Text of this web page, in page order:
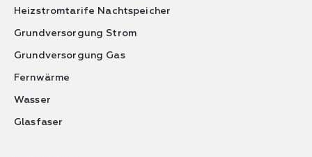
Heizstromtarife Nachtspeicher
Grundversorgung Strom
Grundversorgung Gas
Fernwärme
Wasser
Glasfaser